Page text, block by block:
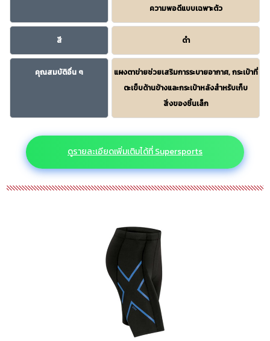
ความพอดีแบบเฉพาะตัว
สี ดำ
คุณสมบัติอื่น ๆ
แผงตาข่ายช่วยเสริมการระบายอากาศ, กระเป๋าที่
ตะเข็บด้านข้างและกระเป๋าหลังสำหรับเก็บ
สิ่งของชิ้นเล็ก
ดูรายละเอียดเพิ่มเติมได้ที่ Supersports